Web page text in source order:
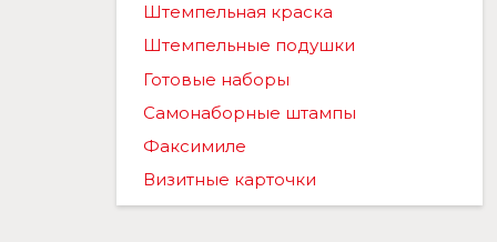
Штемпельная краска
Штемпельные подушки
Готовые наборы
Самонаборные штампы
Факсимиле
Визитные карточки